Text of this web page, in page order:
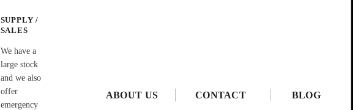
SUPPLY /
SALES
We have a
large stock
and we also
offer
emergency
ABOUT US CONTACT BLOG